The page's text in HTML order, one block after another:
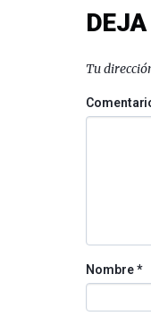
Tu
Nombre*